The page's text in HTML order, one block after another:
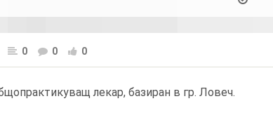
0 0 0
лекар, базиран в гр. Ловеч.